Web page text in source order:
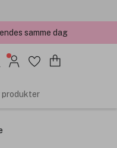
samme dag
og 2025
produkter